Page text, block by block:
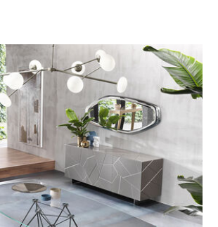
(radio 5 mm).
>LEYENDA
Design by Riflessi Lab